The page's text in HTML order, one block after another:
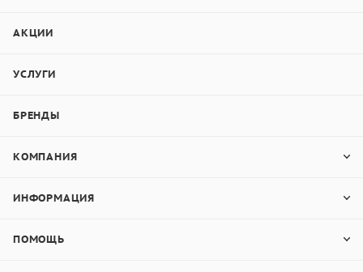
АКЦИИ
УСЛУГИ
БРЕНДЫ
КОМПАНИЯ
ИНФОРМАЦИЯ
ПОМОЩЬ